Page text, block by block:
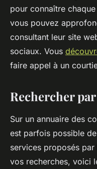
pour connaître
vous pouvez
consultant leur site
sociaux. Vous
faire appel à un
Rechercher
Sur un annuaire des
est parfois possible
services proposés par
vos recherches, voici